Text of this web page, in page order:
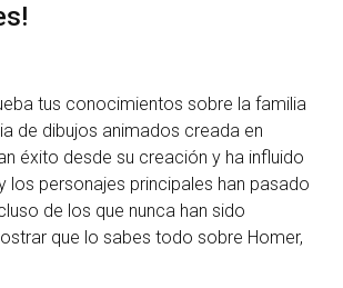
tus conocimientos sobre la familia
de dibujos animados creada en
éxito desde su creación y ha influido
los personajes principales han pasado
de los que nunca han sido
que lo sabes todo sobre Homer,